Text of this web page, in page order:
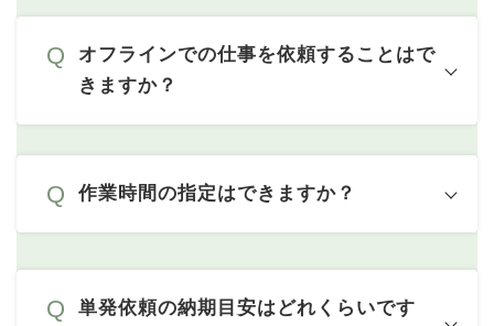
オフラインでの仕事を依頼することはで
きますか？
作業時間の指定はできますか？
単発依頼の納期目安はどれくらいです